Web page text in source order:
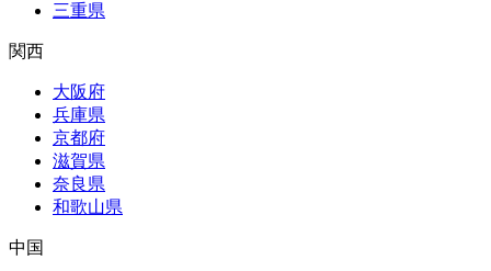
三重県
関西
大阪府
兵庫県
京都府
滋賀県
奈良県
和歌山県
中国